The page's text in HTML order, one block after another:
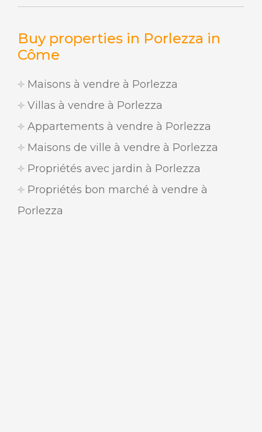
Buy properties in Porlezza in
Côme
Maisons à vendre à Porlezza
Villas à vendre à Porlezza
Appartements à vendre à Porlezza
Maisons de ville à vendre à Porlezza
Propriétés avec jardin à Porlezza
Propriétés bon marché à vendre à
Porlezza